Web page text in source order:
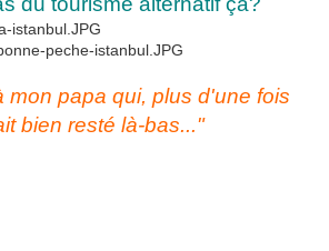
mon papa qui, plus d'une fois
bien resté là-bas..."